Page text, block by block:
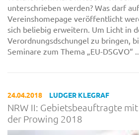
unterschrieben werden? Was darf
Vereinshomepage veröffentlicht
sich beliebig erweitern. Um Licht in
Verordnungsdschungel zu bringen,
Seminare zum Thema „EU-DSGVO“ ...
24.04.2018 LUDGER KLEGRAF
NRW II: Gebietsbeauftragte
der Prowing 2018